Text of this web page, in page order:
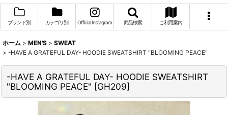
ブランド別 カテゴリ別 Official Instagram 商品検索 ご利用案内
ホーム > MEN'S > SWEAT
> -HAVE A GRATEFUL DAY- HOODIE SWEATSHIRT "BLOOMING PEACE"
-HAVE A GRATEFUL DAY- HOODIE SWEATSHIRT
"BLOOMING PEACE" [GH209]